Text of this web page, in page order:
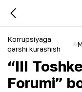
Korrupsiyaga
qarshi kurashish
“III
Forumi”